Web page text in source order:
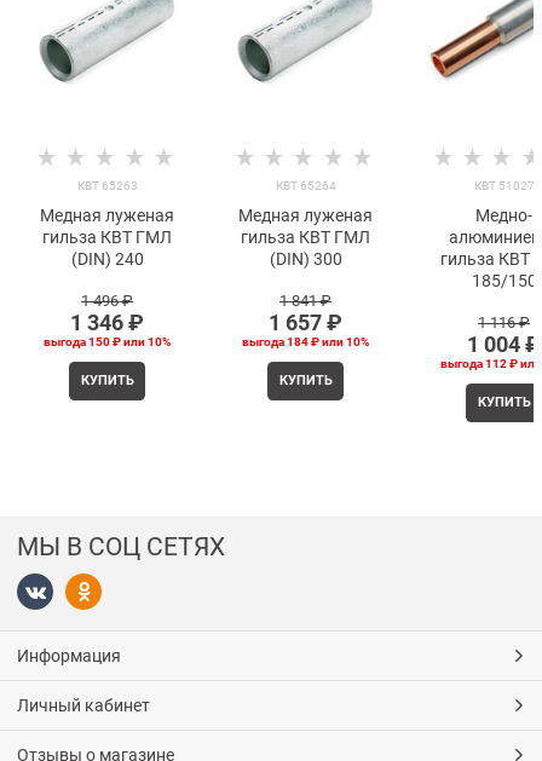
КВТ 65263
Медная луженая
гильза КВТ ГМЛ
(DIN) 240
1 496 ₽
1 346 ₽
выгода150 ₽или10%
КУПИТЬ
КВТ 65264
Медная луженая
гильза КВТ ГМЛ
(DIN) 300
1 841 ₽
1 657 ₽
выгода184 ₽или10%
КУПИТЬ
КВТ 51027
Медно-
гильза КВТ
185/150
1 116 ₽
1 004 ₽
выгода112 ₽
КУПИТЬ
МЫ В СОЦ СЕТЯХ
Информация
Личный кабинет
Отзывы о магазине